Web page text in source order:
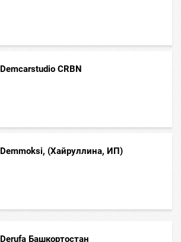
Demcarstudio CRBN
Demmoksi, (Хайруллина, ИП)
Derufa Башкортостан